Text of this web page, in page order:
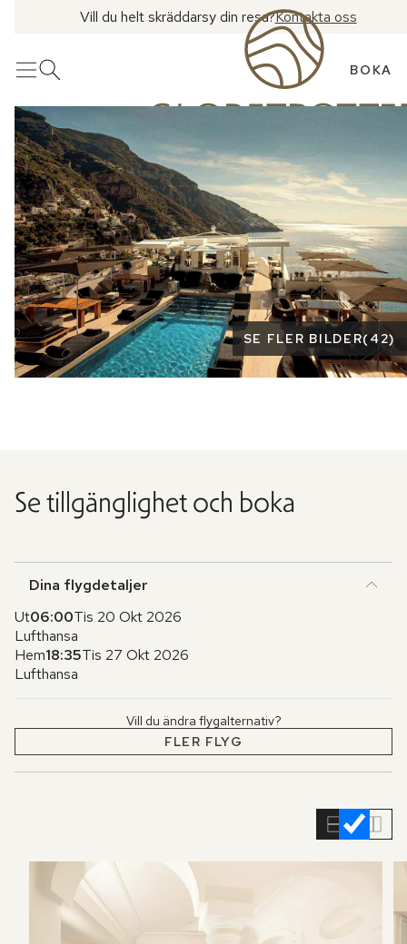
Vill du helt skräddarsy din resa?Kontakta oss
MenyÖppna sök BOKA
Se fler bilder
SE FLER BILDER(42)
Se tillgänglighet och boka
Dina flygdetaljer
Ut06:00Tis 20 Okt 2026
Lufthansa
Hem18:35Tis 27 Okt 2026
Lufthansa
Vill du ändra flygalternativ?
FLER FLYG